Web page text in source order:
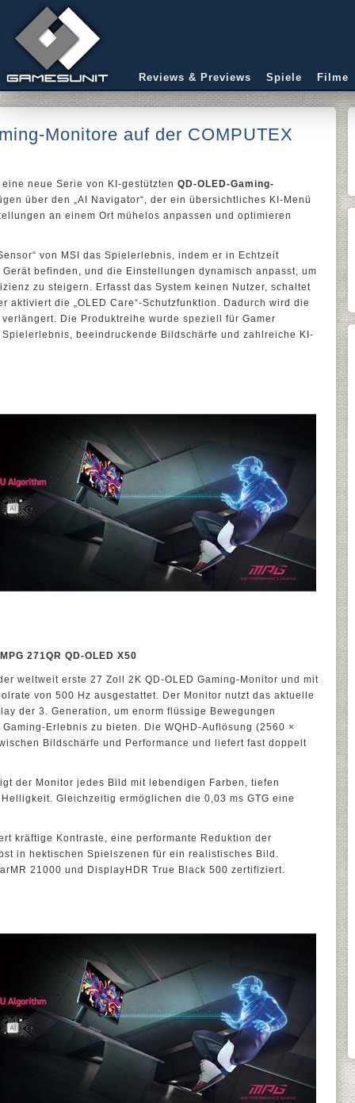
Reviews & Previews Spiele Filme
Monitore auf der COMPUTEX
eine neue Serie von KI-gestützten QD-OLED-Gaming-
über den „AI Navigator“, der ein übersichtliches KI-Menü
an einem Ort mühelos anpassen und optimieren
von MSI das Spielerlebnis, indem er in Echtzeit
befinden, und die Einstellungen dynamisch anpasst, um
zu steigern. Erfasst das System keinen Nutzer, schaltet
aktiviert die „OLED Care“-Schutzfunktion. Dadurch wird die
Die Produktreihe wurde speziell für Gamer
beeindruckende Bildschärfe und zahlreiche KI-
271QR QD-OLED X50
weltweit erste 27 Zoll 2K QD-OLED Gaming-Monitor und mit
von 500 Hz ausgestattet. Der Monitor nutzt das aktuelle
der 3. Generation, um enorm flüssige Bewegungen
Erlebnis zu bieten. Die WQHD-Auflösung (2560 ×
Bildschärfe und Performance und liefert fast doppelt
der Monitor jedes Bild mit lebendigen Farben, tiefen
Gleichzeitig ermöglichen die 0,03 ms GTG eine
kräftige Kontraste, eine performante Reduktion der
in hektischen Spielszenen für ein realistisches Bild.
21000 und DisplayHDR True Black 500 zertifiziert.